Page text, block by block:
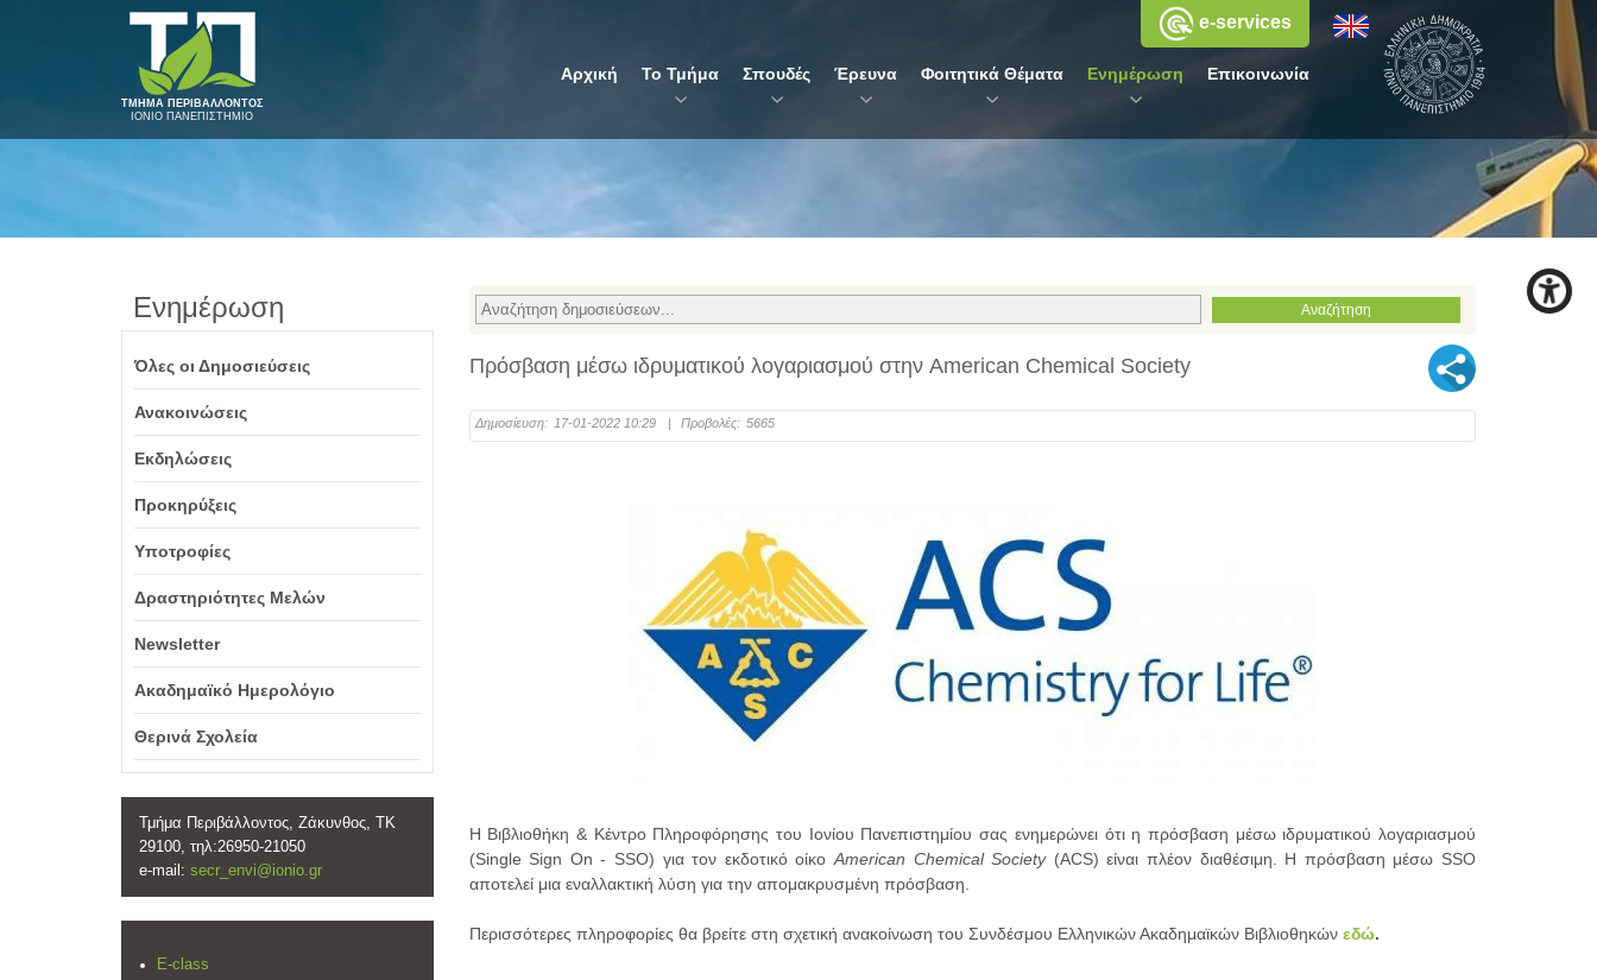
ΤΜΗΜΑ ΠΕΡΙΒΑΛΛΟΝΤΟΣ
ΙΟΝΙΟ ΠΑΝΕΠΙΣΤΗΜΙΟ
Αρχική Το Τμήμα Σπουδές Έρευνα Φοιτητικά Θέματα Ενημέρωση Επικοινωνία
e-services
Πρόσβαση μέσω ιδρυματικού λογαριασμού στην American Chemical Society
Δημοσίευση: 17-01-2022 10:29 | Προβολές: 5665
Η Βιβλιοθήκη & Κέντρο Πληροφόρησης του Ιονίου Πανεπιστημίου σας ενημερώνει ότι η πρόσβαση μέσω ιδρυματικού λογαριασμού
(Single Sign On - SSO) για τον εκδοτικό οίκο American Chemical Society(ACS) είναι πλέον διαθέσιμη. Η πρόσβαση μέσω SSO
αποτελεί μια εναλλακτική λύση για την απομακρυσμένη πρόσβαση.
Περισσότερες πληροφορίες θα βρείτε στη σχετική ανακοίνωση του Συνδέσμου Ελληνικών Ακαδημαϊκών Βιβλιοθηκών εδώ.
Ενημέρωση
Όλες οι Δημοσιεύσεις
Ανακοινώσεις
Εκδηλώσεις
Προκηρύξεις
Υποτροφίες
Δραστηριότητες Μελών
Newsletter
Ακαδημαϊκό Ημερολόγιο
Θερινά Σχολεία
Τμήμα Περιβάλλοντος, Ζάκυνθος, ΤΚ
29100, τηλ:26950-21050
e-mail: secr_envi@ionio.gr
E-class